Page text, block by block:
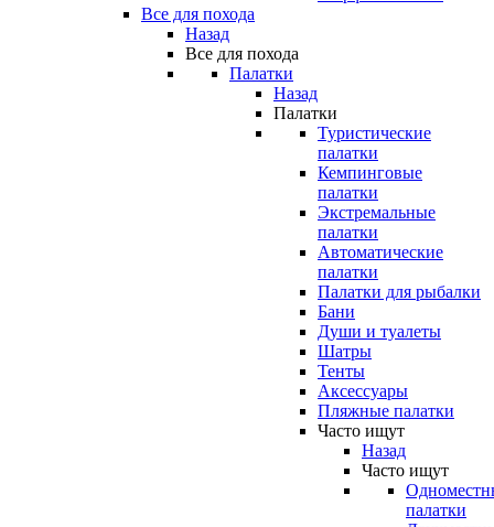
Все для похода
Назад
Все для похода
Палатки
Назад
Палатки
Туристические
палатки
Кемпинговые
палатки
Экстремальные
палатки
Автоматические
палатки
Палатки для рыбалки
Бани
Души и туалеты
Шатры
Тенты
Аксессуары
Пляжные палатки
Часто ищут
Назад
Часто ищут
палатки